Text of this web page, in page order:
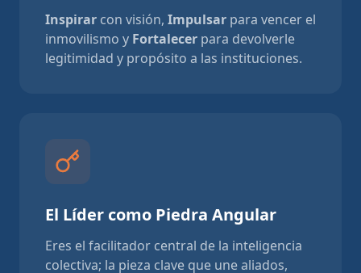
Inspirar con visión, Impulsar para vencer el
inmovilismo y Fortalecer para devolverle
legitimidad y propósito a las instituciones.
El Líder como Piedra Angular
Eres el facilitador central de la inteligencia
colectiva; la pieza clave que une aliados,